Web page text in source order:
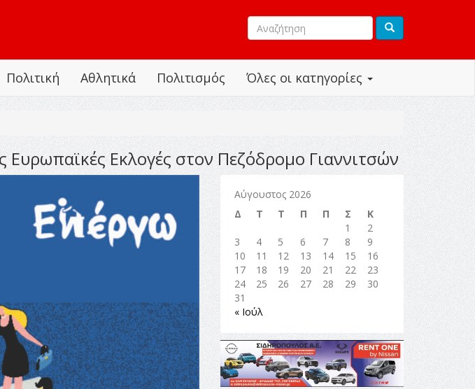
Όλες οι κατηγορίες
Πολιτική Αθλητικά Πολιτισμός
Εκλογές στον Πεζόδρομο Γιαννιτσών
Αύγουστος 2026
Δ
Τ Τ Π Π Σ
Κ
1
2
3
4 5 6 7 8
9
10
11 12 13 14 15
16
17
18 19 20 21 22
23
24
25 26 27 28 29
30
31
« Ιούλ